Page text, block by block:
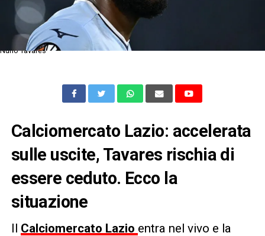
Nuno Tavares
Calciomercato Lazio: accelerata
sulle uscite, Tavares rischia di
essere ceduto. Ecco la
situazione
Il Calciomercato Lazio entra nel vivo e la